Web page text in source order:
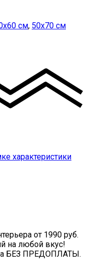
см, 50х70 см
от 1990 руб.
на любой вкус!
БЕЗ ПРЕДОПЛАТЫ.